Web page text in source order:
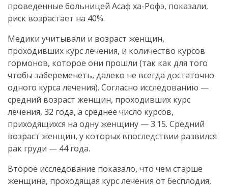
проведенные больницей Асаф ха-Рофэ, показали,
риск возрастает на 40%.
Медики учитывали и возраст женщин,
проходивших курс лечения, и количество курсов
гормонов, которое они прошли (так как для того
чтобы забеременеть, далеко не всегда достаточно
одного курса лечения). Согласно исследованию —
средний возраст женщин, проходивших курс
лечения, 32 года, а среднее число курсов,
приходящихся на одну женщину — 3.15. Средний
возраст женщин, у которых впоследствии развился
рак груди — 44 года.
Второе исследование показало, что чем старше
женщина, проходящая курс лечения от бесплодия,